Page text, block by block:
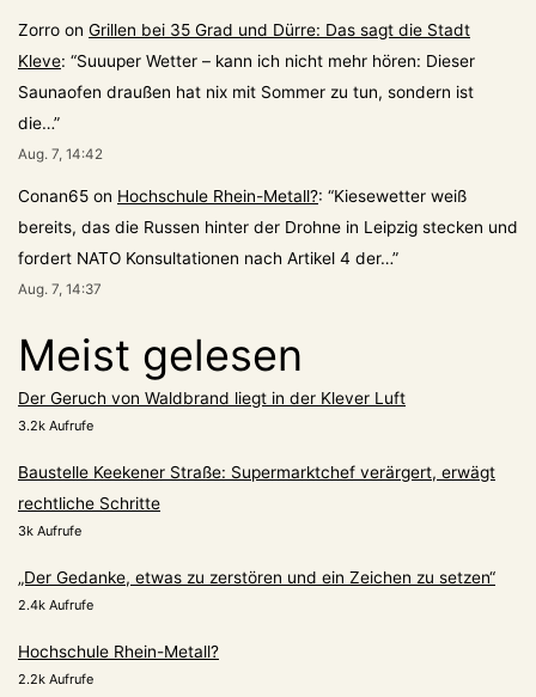
Zorro on Grillen bei 35 Grad und Dürre: Das sagt die Stadt
Kleve: “Suuuper Wetter – kann ich nicht mehr hören: Dieser
Saunaofen draußen hat nix mit Sommer zu tun, sondern ist
die…”
Aug. 7, 14:42
Conan65 on Hochschule Rhein-Metall?: “Kiesewetter weiß
bereits, das die Russen hinter der Drohne in Leipzig stecken und
fordert NATO Konsultationen nach Artikel 4 der…”
Aug. 7, 14:37
Meist gelesen
Der Geruch von Waldbrand liegt in der Klever Luft
3.2k Aufrufe
Baustelle Keekener Straße: Supermarktchef verärgert, erwägt
rechtliche Schritte
3k Aufrufe
„Der Gedanke, etwas zu zerstören und ein Zeichen zu setzen“
2.4k Aufrufe
Hochschule Rhein-Metall?
2.2k Aufrufe